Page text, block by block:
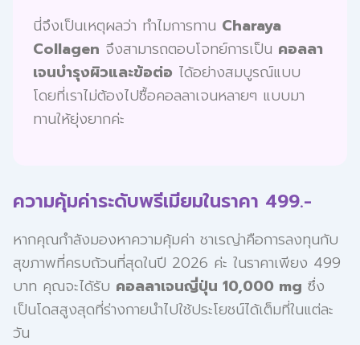
นี่จึงเป็นเหตุผลว่า ทำไมการทาน Charaya
Collagen จึงสามารถตอบโจทย์การเป็น คอลลา
เจนบำรุงผิวและข้อต่อ ได้อย่างสมบูรณ์แบบ
โดยที่เราไม่ต้องไปซื้อคอลลาเจนหลายๆ แบบมา
ทานให้ยุ่งยากค่ะ
ความคุ้มค่าระดับพรีเมียมในราคา 499.-
หากคุณกำลังมองหาความคุ้มค่า ชาเรญ่าคือการลงทุนกับ
สุขภาพที่ครบถ้วนที่สุดในปี 2026 ค่ะ ในราคาเพียง 499
บาท คุณจะได้รับ คอลลาเจนญี่ปุ่น 10,000 mg ซึ่ง
เป็นโดสสูงสุดที่ร่างกายนำไปใช้ประโยชน์ได้เต็มที่ในแต่ละ
วัน